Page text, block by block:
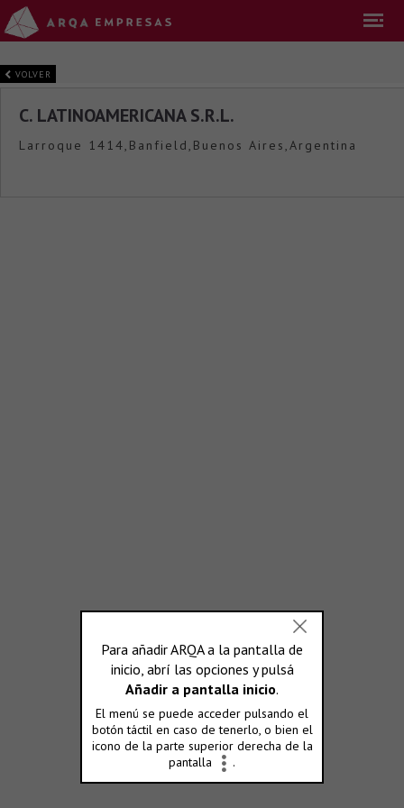
VOLVER
C. LATINOAMERICANA S.R.L.
Larroque 1414,Banfield,Buenos Aires,Argentina